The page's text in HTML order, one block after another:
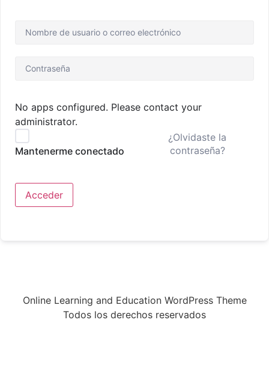
No apps configured. Please contact your
administrator.
Mantenerme conectado
¿Olvidaste la
contraseña?
Acceder
Online Learning and Education WordPress Theme
Todos los derechos reservados